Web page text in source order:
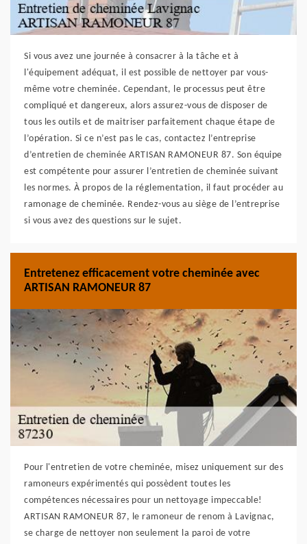
Si vous avez une journée à consacrer à la tâche et à
l'équipement adéquat, il est possible de nettoyer par vous-
même votre cheminée. Cependant, le processus peut être
compliqué et dangereux, alors assurez-vous de disposer de
tous les outils et de maitriser parfaitement chaque étape de
l’opération. Si ce n’est pas le cas, contactez l’entreprise
d’entretien de cheminée ARTISAN RAMONEUR 87. Son équipe
est compétente pour assurer l’entretien de cheminée suivant
les normes. À propos de la réglementation, il faut procéder au
ramonage de cheminée. Rendez-vous au siège de l’entreprise
si vous avez des questions sur le sujet.
Entretenez efficacement votre cheminée avec
ARTISAN RAMONEUR 87
Pour l'entretien de votre cheminée, misez uniquement sur des
ramoneurs expérimentés qui possèdent toutes les
compétences nécessaires pour un nettoyage impeccable!
ARTISAN RAMONEUR 87, le ramoneur de renom à Lavignac,
se charge de nettoyer non seulement la paroi de votre